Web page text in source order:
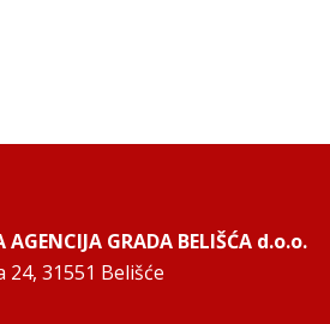
GRADA BELIŠĆA d.o.o.
24, 31551 Belišće